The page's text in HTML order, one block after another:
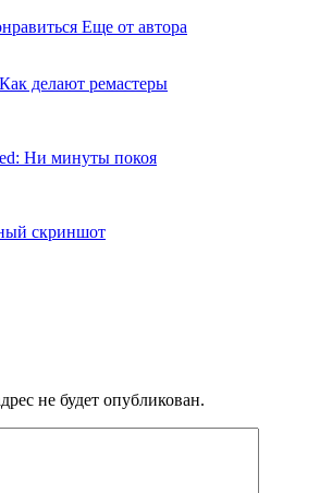
Еще от автора
делают ремастеры
Ни минуты покоя
скриншот
не будет опубликован.